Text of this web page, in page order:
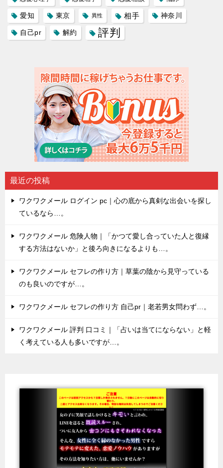
愛知 東京 異性 相手 神奈川
自己pr 解約 評判
最近の投稿
ワクワクメール ログイン pc｜心の底から真剣な出会いを探し
ているなら…。
ワクワクメール 危険人物｜「かつて愛し合っていた人と復縁
する方法はないか」と後ろ向きになるよりも…。
ワクワクメール セフレの作り方｜草葉の陰から見守っている
のも良いのですが…。
ワクワクメール セフレの作り方 自己pr｜老若男女問わず…。
ワクワクメール 評判 口コミ｜「占いは当てにならない」と軽
く考えている人も多いですが…。